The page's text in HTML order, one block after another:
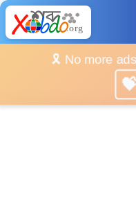
🎗️ No more